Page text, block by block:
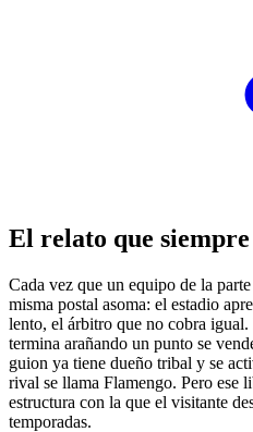
El relato que siempre
Cada vez que un equipo de la
misma postal asoma: el estadio
lento, el árbitro que no cobra
termina arañando un punto se
guion ya tiene dueño tribal y se
rival se llama Flamengo. Pero ese
estructura con la que el visitante
temporadas.